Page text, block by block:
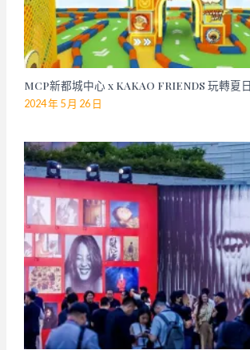
MCP新都城中心 x KAKAO FRIENDS 玩轉夏
2024 年 5 月 26 日